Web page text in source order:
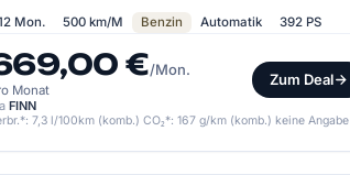
Mon. 500 km/M Benzin Automatik 392 PS
€/Mon.
Monat
Zum Deal
FINN
7,3 l/100km (komb.) CO₂*: 167 g/km (komb.) keine Angabe